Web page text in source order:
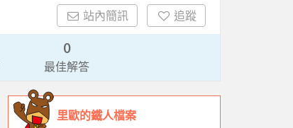
站內簡訊 追蹤
0
最佳解答
里歐的鐵人檔案